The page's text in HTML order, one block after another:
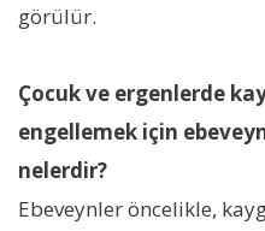
görülür.
Çocuk ve ergenlerde
engellemek için
nelerdir?
Ebeveynler öncelikle,